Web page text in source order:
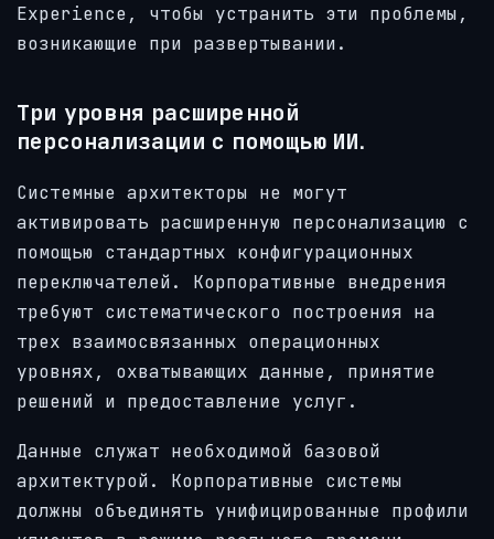
Experience, чтобы устранить эти проблемы,
возникающие при развертывании.
Три уровня расширенной
персонализации с помощью ИИ.
Системные архитекторы не могут
активировать расширенную персонализацию с
помощью стандартных конфигурационных
переключателей. Корпоративные внедрения
требуют систематического построения на
трех взаимосвязанных операционных
уровнях, охватывающих данные, принятие
решений и предоставление услуг.
Данные служат необходимой базовой
архитектурой. Корпоративные системы
должны объединять унифицированные профили